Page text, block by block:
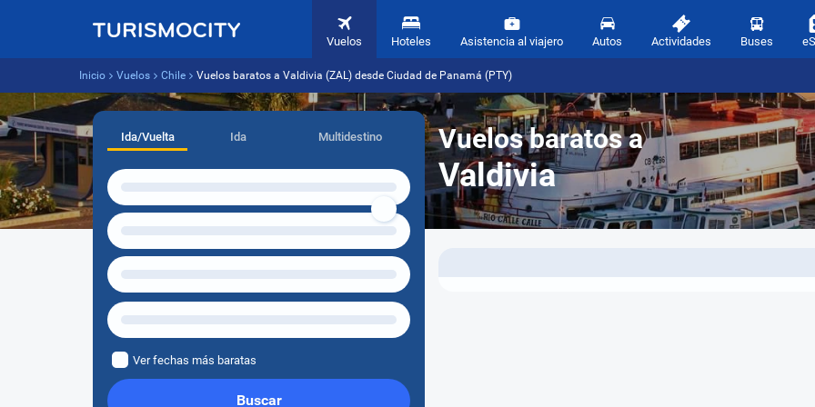
Vuelos Hoteles Asistencia al viajero Autos Actividades Buses
Inicio Vuelos Chile Vuelos baratos a Valdivia (ZAL) desde Ciudad de Panamá (PTY)
Vuelos baratos a
Valdivia
Ida/Vuelta Ida Multidestino
Ver fechas más baratas
Buscar